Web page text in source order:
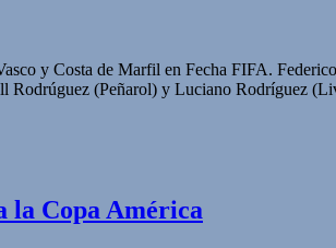
y Costa de Marfil en Fecha FIFA.
Rodrúguez (Peñarol) y Luciano
la Copa América